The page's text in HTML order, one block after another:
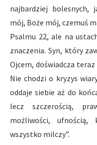
najbardziej bolesnych,
mój, Boże mój, czemuś
Psalmu 22, ale na
znaczenia. Syn, który
Ojcem, doświadcza
Nie chodzi o kryzys
oddaje siebie aż do
lecz szczerością,
możliwości,
wszystko milczy”.